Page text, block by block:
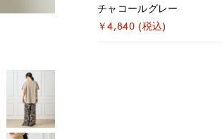
チャコールグレー
￥4,840 (税込)